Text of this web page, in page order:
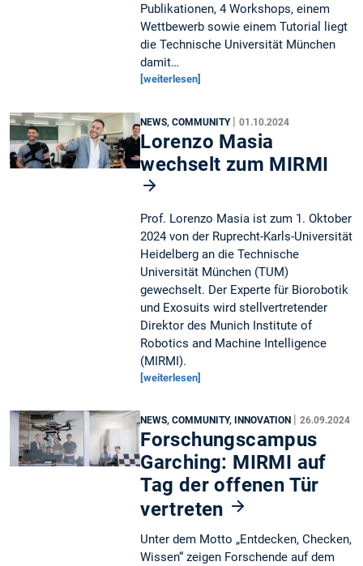
Publikationen, 4 Workshops, einem
Wettbewerb sowie einem Tutorial liegt
die Technische Universität München
damit…
[weiterlesen]
NEWS, COMMUNITY |01.10.2024
Lorenzo Masia
wechselt zum MIRMI
Prof. Lorenzo Masia ist zum 1. Oktober
2024 von der Ruprecht-Karls-Universität
Heidelberg an die Technische
Universität München (TUM)
gewechselt. Der Experte für Biorobotik
und Exosuits wird stellvertretender
Direktor des Munich Institute of
Robotics and Machine Intelligence
(MIRMI).
[weiterlesen]
NEWS, COMMUNITY, INNOVATION |26.09.2024
Forschungscampus
Garching: MIRMI auf
Tag der offenen Tür
vertreten
Unter dem Motto „Entdecken, Checken,
Wissen“ zeigen Forschende auf dem